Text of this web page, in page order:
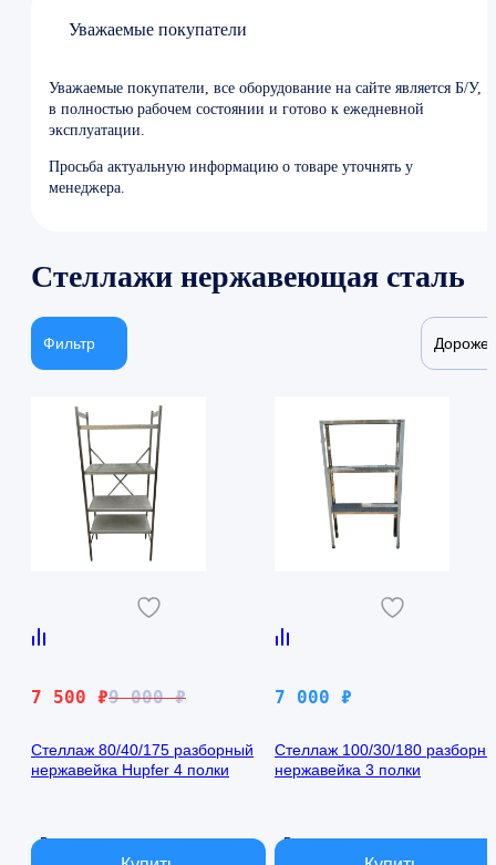
Уважаемые покупатели
Уважаемые покупатели, все оборудование на сайте является Б/У,
в полностью рабочем состоянии и готово к ежедневной
эксплуатации.
Просьба актуальную информацию о товаре уточнять у
менеджера.
Стеллажи нержавеющая сталь
Фильтр Дороже
9 000₽
Первоначальная
составляла
9
7 500 ₽
Текущая
7
500 ₽.
Стеллаж 80/40/175 разборный
нержавейка Hupfer 4 полки
В наличии
7 000 ₽
Стеллаж 100/30/180
нержавейка 3 полки
В наличии